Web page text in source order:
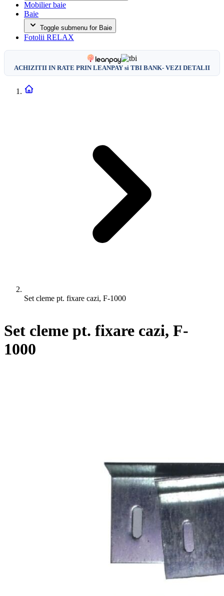
Mobilier baie
Baie
Toggle submenu for Baie
Fotolii RELAX
ACHIZITII IN RATE PRIN LEANPAY si TBI BANK- VEZI DETALII
Set cleme pt. fixare cazi, F-1000
Set cleme pt. fixare cazi, F-
1000